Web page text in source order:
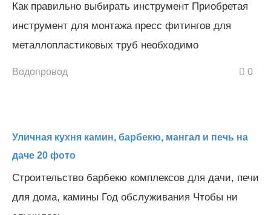
Как правильно выбирать инструмент Приобретая
инструмент для монтажа пресс фитингов для
металлопластиковых труб необходимо
Водопровод 0
Уличная кухня камин, барбекю, мангал и печь на
даче 20 фото
Строительство барбекю комплексов для дачи, печи
для дома, камины Год обслуживания Чтобы ни